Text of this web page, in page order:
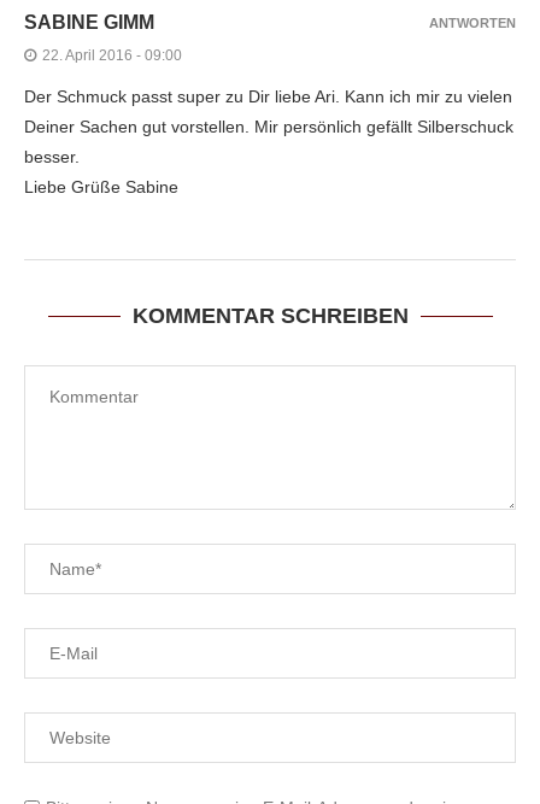
SABINE GIMM
22. April 2016 - 09:00
Der Schmuck passt super zu Dir liebe Ari. Kann ich mir zu vielen
Deiner Sachen gut vorstellen. Mir persönlich gefällt Silberschuck
besser.
Liebe Grüße Sabine
ANTWORTEN
KOMMENTAR SCHREIBEN